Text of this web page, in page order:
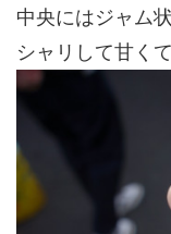
中央にはジャム
シャリして甘く